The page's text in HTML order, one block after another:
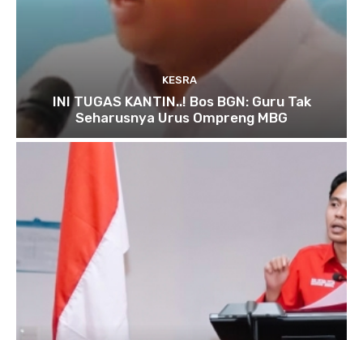
KESRA
INI TUGAS KANTIN..! Bos BGN: Guru Tak
Seharusnya Urus Ompreng MBG